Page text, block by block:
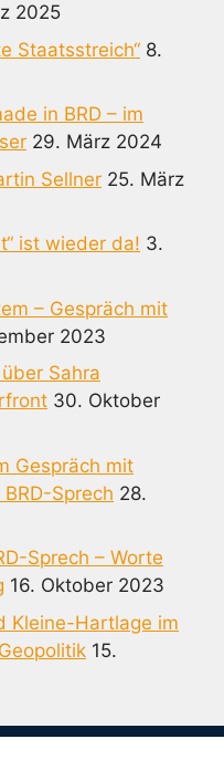
2025
Staatsstreich“ 8.
in BRD – im
29. März 2024
Sellner 25. März
ist wieder da! 3.
– Gespräch mit
2023
Sahra
30. Oktober
Gespräch mit
Sprech 28.
Sprech – Worte
16. Oktober 2023
Kleine-Hartlage im
15.